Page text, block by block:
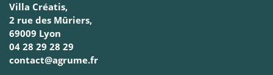
Villa Créatis,
2 rue des Mûriers,
69009 Lyon
04 28 29 28 29
contact@agrume.fr